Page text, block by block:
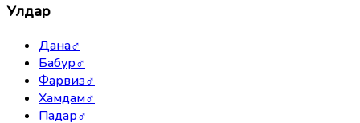
Улдар
Дана♂
Бабур♂
Фарвиз♂
Хамдам♂
Падар♂